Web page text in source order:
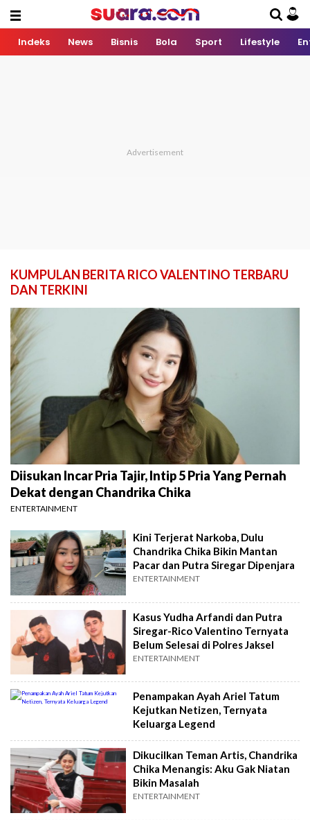
Indeks News Bisnis Bola Sport Lifestyle
KUMPULAN BERITA RICO VALENTINO TERBARU
DAN TERKINI
Diisukan Incar Pria Tajir, Intip 5 Pria Yang Pernah
Dekat dengan Chandrika Chika
ENTERTAINMENT
Kini Terjerat Narkoba, Dulu
Chandrika Chika Bikin Mantan
Pacar dan Putra Siregar Dipenjara
ENTERTAINMENT
Kasus Yudha Arfandi dan Putra
Siregar-Rico Valentino Ternyata
Belum Selesai di Polres Jaksel
ENTERTAINMENT
Penampakan Ayah Ariel Tatum
Kejutkan Netizen, Ternyata
Keluarga Legend
Dikucilkan Teman Artis, Chandrika
Chika Menangis: Aku Gak Niatan
Bikin Masalah
ENTERTAINMENT